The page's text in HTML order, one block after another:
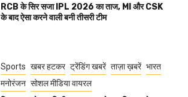
RCB के सिर सजा IPL 2026 का ताज, MI और CSK
के बाद ऐसा करने वाली बनी तीसरी टीम
Sports खबर हटकर ट्रेंडिंग खबरें ताज़ा ख़बरें भारत
मनोरंजन सोशल मीडिया वायरल